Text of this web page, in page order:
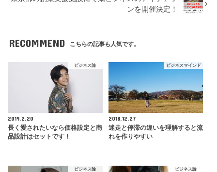
ンを開催決定！
RECOMMEND こちらの記事も人気です。
ビジネス論
2019.2.20
長く愛されたいなら価格設定と商
品設計はセットです！
ビジネスマインド
2018.12.27
迷走と停滞の違いを理解すると流
れを作りやすい
ビジネス論 ビジネス論